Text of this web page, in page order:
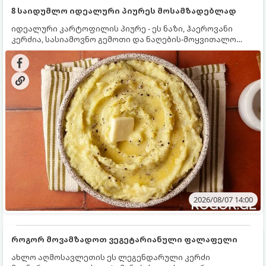
8 საიდუმლო იდეალური პიურეს მოსამზადებლად
იდეალური კარტოფილის პიურე - ეს ნაზი, ჰაეროვანი
კერძია, სასიამოვნო გემოთი და ნაღების-მოყვითალო
ფერით. მისი მომზადება ძალიან მარტივია, მაგრამ
არსებობს რამდენიმე საიდუმლო, რომლებიც უნდა
იცოდეთ, რომ პიურე იდეალურად გემრიელი გამოვიდეს.
2026/08/07 14:00
როგორ მოვამზადოთ ვეგეტარიანული ფალაფელი
ახლო აღმოსავლეთის ეს ლეგენდარული კერძი